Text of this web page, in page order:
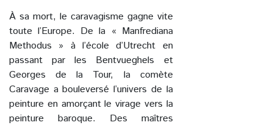
À sa mort, le caravagisme gagne vite
toute l’Europe. De la « Manfrediana
Methodus » à l’école d’Utrecht en
passant par les Bentvueghels et
Georges de la Tour, la comète
Caravage a bouleversé l’univers de la
peinture en amorçant le virage vers la
peinture baroque. Des maîtres